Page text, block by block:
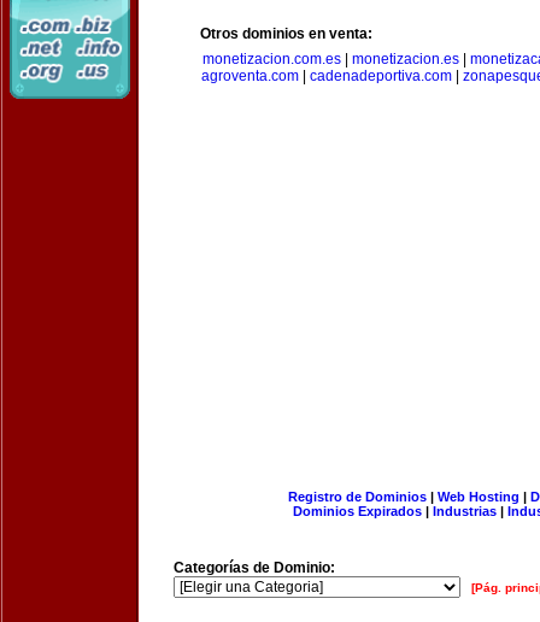
Otros dominios en venta:
monetizacion.com.es| monetizacion.es|
agroventa.com
cadenadeportiva.com
Registro de Dominios| Web Hosting |
Dominios Expirados | Industrias |
Categorías de Dominio:
[Pág.